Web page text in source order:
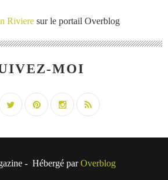
Riviere sur le portail Overblog
MOI
- Hébergé parOverblog